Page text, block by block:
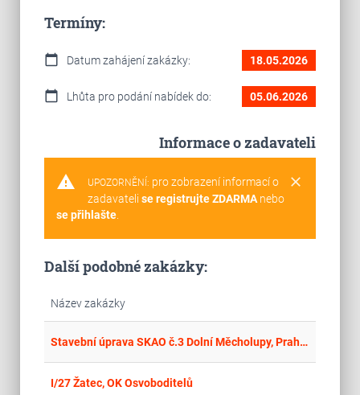
Termíny:
calendar_today Datum zahájení zakázky: 18.05.2026
calendar_today Lhůta pro podání nabídek do: 05.06.2026
Informace o zadavateli
warning clear
UPOZORNĚNÍ: pro zobrazení informací o
zadavateli se registrujte ZDARMAnebo
se přihlašte.
Další podobné zakázky:
Název zakázky
Stavební úprava SKAO č.3 Dolní Měcholupy, Praha 15 - IČ
I/27 Žatec, OK Osvoboditelů